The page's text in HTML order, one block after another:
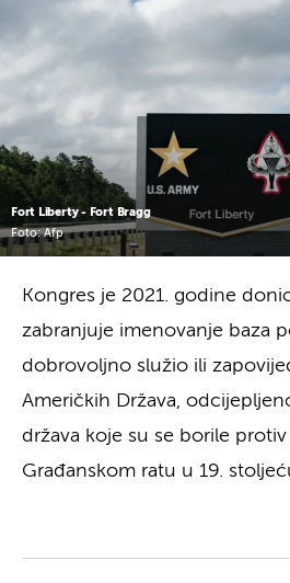
Fort Liberty - Fort Bragg
Foto: Afp
Kongres je 2021. godine
zabranjuje imenovanje baza
dobrovoljno služio ili
Američkih Država,
država koje su se borile protiv
Građanskom ratu u 19.